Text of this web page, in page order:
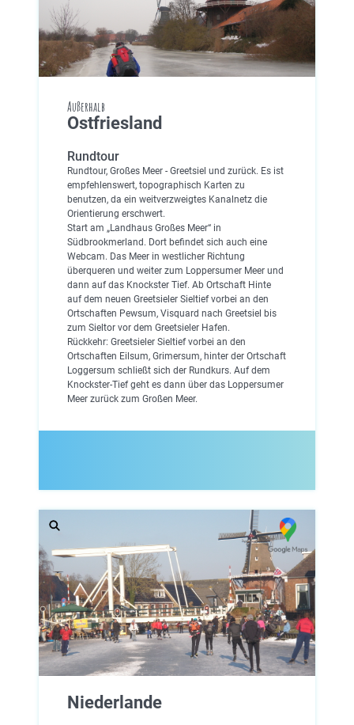
Außerhalb
Ostfriesland
Rundtour
Rundtour, Großes Meer - Greetsiel und zurück. Es ist
empfehlenswert, topographisch Karten zu
benutzen, da ein weitverzweigtes Kanalnetz die
Orientierung erschwert.
Start am „Landhaus Großes Meer“ in
Südbrookmerland. Dort befindet sich auch eine
Webcam. Das Meer in westlicher Richtung
überqueren und weiter zum Loppersumer Meer und
dann auf das Knockster Tief. Ab Ortschaft Hinte
auf dem neuen Greetsieler Sieltief vorbei an den
Ortschaften Pewsum, Visquard nach Greetsiel bis
zum Sieltor vor dem Greetsieler Hafen.
Rückkehr: Greetsieler Sieltief vorbei an den
Ortschaften Eilsum, Grimersum, hinter der Ortschaft
Loggersum schließt sich der Rundkurs. Auf dem
Knockster-Tief geht es dann über das Loppersumer
Meer zurück zum Großen Meer.
Niederlande